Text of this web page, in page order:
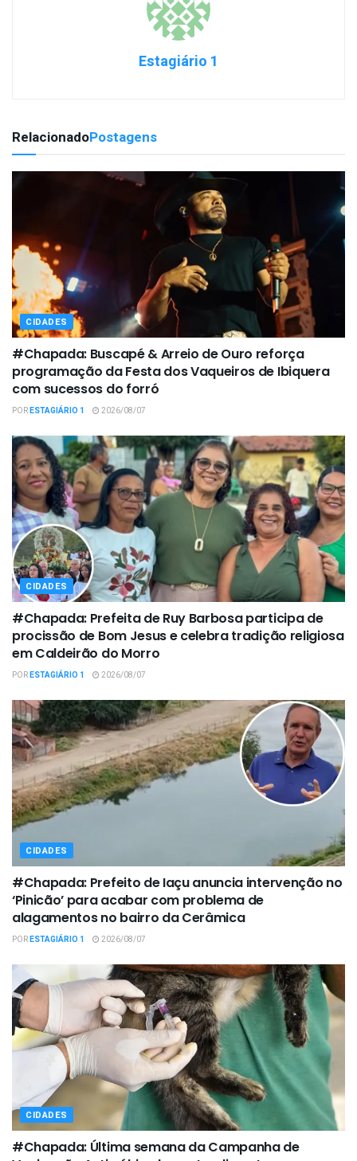
Estagiário 1
RelacionadoPostagens
CIDADES
#Chapada: Buscapé & Arreio de Ouro reforça
programação da Festa dos Vaqueiros de Ibiquera
com sucessos do forró
PORESTAGIÁRIO 1 2026/08/07
CIDADES
#Chapada: Prefeita de Ruy Barbosa participa de
procissão de Bom Jesus e celebra tradição religiosa
em Caldeirão do Morro
PORESTAGIÁRIO 1 2026/08/07
CIDADES
#Chapada: Prefeito de Iaçu anuncia intervenção no
‘Pinicão’ para acabar com problema de
alagamentos no bairro da Cerâmica
PORESTAGIÁRIO 1 2026/08/07
CIDADES
#Chapada: Última semana da Campanha de